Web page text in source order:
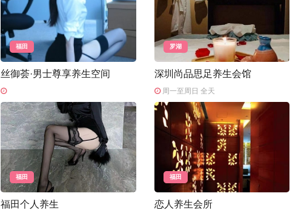
福田
丝御荟·男士尊享养生空间
罗湖
深圳尚品思足养生会馆
周一至周日 全天
福田
福田个人养生
福田
恋人养生会所